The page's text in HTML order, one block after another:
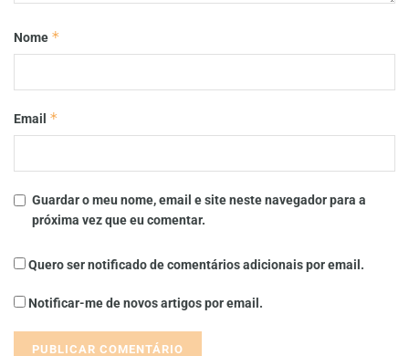
Nome *
Email *
Guardar o meu nome, email e site neste navegador para a
próxima vez que eu comentar.
Quero ser notificado de comentários adicionais por email.
Notificar-me de novos artigos por email.